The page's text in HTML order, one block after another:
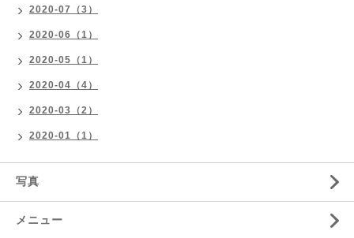
2020-07（3）
2020-06（1）
2020-05（1）
2020-04（4）
2020-03（2）
2020-01（1）
写真
メニュー